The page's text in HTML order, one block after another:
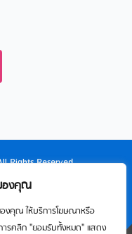
องคุณ
งคุณ ให้บริการโฆษณาหรือ
ารคลิก "ยอมรับทั้งหมด" แสดง
Rights Reserved.